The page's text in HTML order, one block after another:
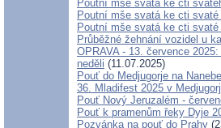
Poutní mše svatá ke cti
Poutní mše svatá ke cti
Poutní mše svatá ke cti
Průběžné žehnání vozidel u
OPRAVA - 13. července
neděli (11.07.2025)
Pouť do Medjugorje na
36. Mladifest 2025 v
Pouť Nový Jeruzalém -
Pouť k pramenům řeky Dyje
Pozvánka na pouť do Prahy